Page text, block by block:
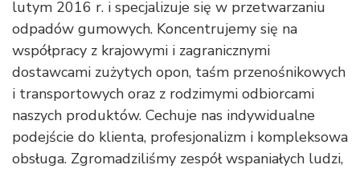
lutym 2016 r. i specjalizuje się w przetwarzaniu
odpadów gumowych. Koncentrujemy się na
współpracy z krajowymi i zagranicznymi
dostawcami zużytych opon, taśm przenośnikowych
i transportowych oraz z rodzimymi odbiorcami
naszych produktów. Cechuje nas indywidualne
podejście do klienta, profesjonalizm i kompleksowa
obsługa. Zgromadziliśmy zespół wspaniałych ludzi,